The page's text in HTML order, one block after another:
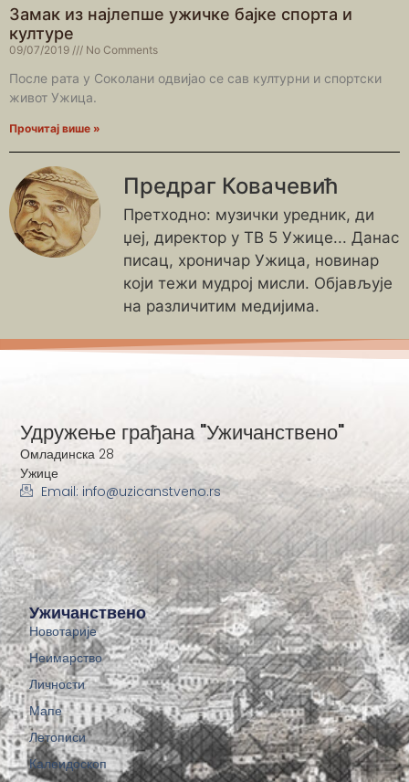
Замак из најлепше ужичке бајке спорта и
културе
09/07/2019 No Comments
После рата у Соколани одвијао се сав културни и спортски
живот Ужица.
Прочитај више »
Предраг Ковачевић
Претходно: музички уредник, ди
џеј, директор у ТВ 5 Ужице... Данас
писац, хроничар Ужица, новинар
који тежи мудрој мисли. Објављује
на различитим медијима.
Ужичанствено
Новотарије
Неимарство
Личности
Мапе
Летописи
Калеидоскоп
Удружење грађана "Ужичанствено"
Омладинска 28
Ужице
Email: info@uzicanstveno.rs